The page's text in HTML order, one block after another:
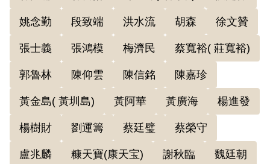
姚念勤 段致端 洪水流 胡森 徐文贊
張士義 張鴻模 梅濟民 蔡寬裕( 莊寬裕)
郭魯林 陳仰雲 陳信銘 陳嘉珍
黃金島( 黃圳島) 黃阿華 黃廣海 楊進發
楊樹財 劉運籌 蔡廷璧 蔡榮守
盧兆麟 糠天寶(康天宝) 謝秋臨 魏廷朝